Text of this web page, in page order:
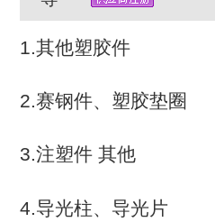
1.其他塑胶件
2.赛钢件、塑胶垫圈
3.注塑件 其他
4.导光柱、导光片